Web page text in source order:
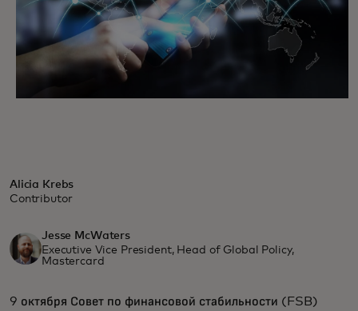
Alicia Krebs
Contributor
Jesse McWaters
Executive Vice President, Head of Global Policy,
Mastercard
9 октября Совет по финансовой стабильности (FSB)